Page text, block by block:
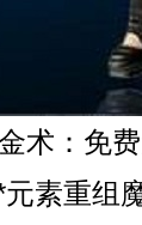
术：免
素重组